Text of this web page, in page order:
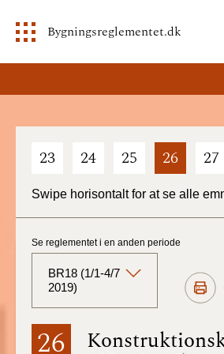
Bygningsreglementet.dk
23 24 25 26 27
Swipe horisontalt for at se alle
26
Se reglementet i en anden periode
BR18 (1/1-4/7
2019)
BR18 (Aktuelt)